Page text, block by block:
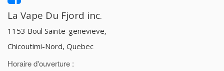
La Vape Du Fjord inc.
1153 Boul Sainte-genevieve,
Chicoutimi-Nord, Quebec
Horaire d'ouverture :